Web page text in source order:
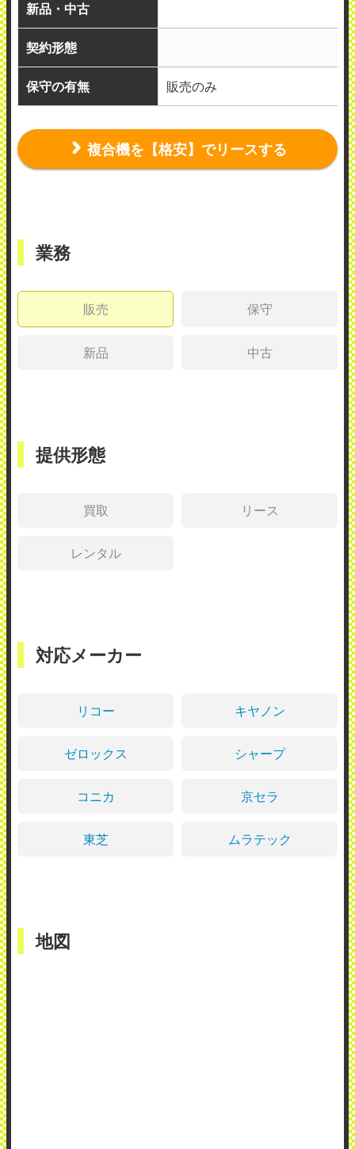
新品・中古
契約形態
保守の有無 販売のみ
複合機を【格安】でリースする
業務
販売 保守
新品 中古
提供形態
買取 リース
レンタル
対応メーカー
リコー キヤノン
ゼロックス シャープ
コニカ 京セラ
東芝 ムラテック
地図